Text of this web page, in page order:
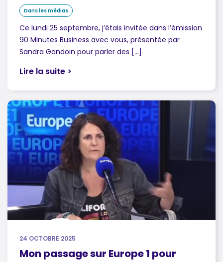
Dans les médias
Ce lundi 25 septembre, j’étais invitée dans l’émission
90 Minutes Business avec vous, présentée par
Sandra Gandoin pour parler des […]
Lire la suite >
24 OCTOBRE 2025
Mon passage sur Europe 1 pour